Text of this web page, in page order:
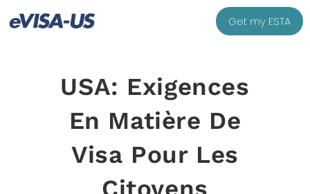
Get my ESTA
USA: Exigences
En Matière De
Visa Pour Les